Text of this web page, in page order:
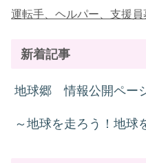
運転手、ヘルパー、支援員
新着記事
地球郷 情報公開ペー
～地球を走ろう！地